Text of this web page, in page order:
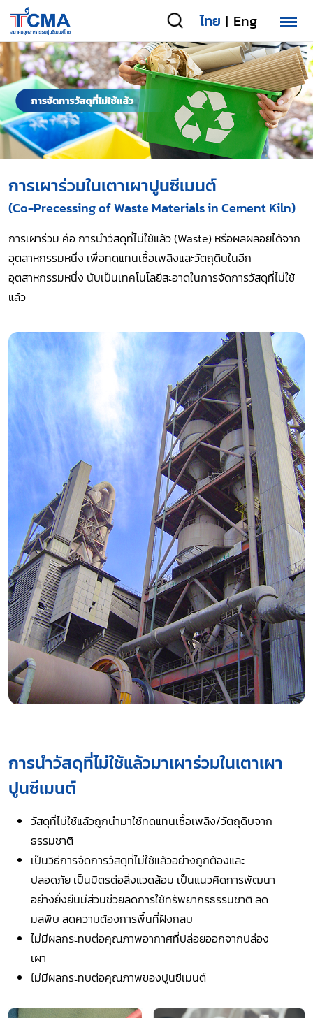
ไทย | Eng
การเผาร่วมในเตาเผาปูนซีเมนต์
(Co-Precessing of Waste Materials in Cement Kiln)
การเผาร่วม คือ การนำวัสดุที่ไม่ใช้แล้ว (Waste) หรือผลผลอยได้จาก
อุตสาหกรรมหนึ่ง เพื่อทดแทนเชื้อเพลิงและวัตถุดิบในอีก
อุตสาหกรรมหนึ่ง นับเป็นเทคโนโลยีสะอาดในการจัดการวัสดุที่ไม่ใช้
แล้ว
การนำวัสดุที่ไม่ใช้แล้วมาเผาร่วมในเตาเผา
ปูนซีเมนต์
วัสดุที่ไม่ใช้แล้วถูกนำมาใช้ทดแทนเชื้อเพลิง/วัตถุดิบจาก
ธรรมชาติ
เป็นวิธีการจัดการวัสดุที่ไม่ใช้แล้วอย่างถูกต้องและ
ปลอดภัย เป็นมิตรต่อสิ่งแวดล้อม เป็นแนวคิดการพัฒนา
อย่างยั่งยืนมีส่วนช่วยลดการใช้ทรัพยากรธรรมชาติ ลด
มลพิษ ลดความต้องการพื้นที่ฝังกลบ
ไม่มีผลกระทบต่อคุณภาพอากาศที่ปล่อยออกจากปล่อง
เผา
ไม่มีผลกระทบต่อคุณภาพของปูนซีเมนต์